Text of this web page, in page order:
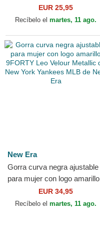
9FORTY Essential de New
York Yankees MLB de...
EUR 25,95
Recíbelo el martes, 11 ago.
New Era
Gorra curva negra ajustable
para mujer con logo amarillo
9FORTY Leo Velour Metallic
de New York...
EUR 34,95
Recíbelo el martes, 11 ago.